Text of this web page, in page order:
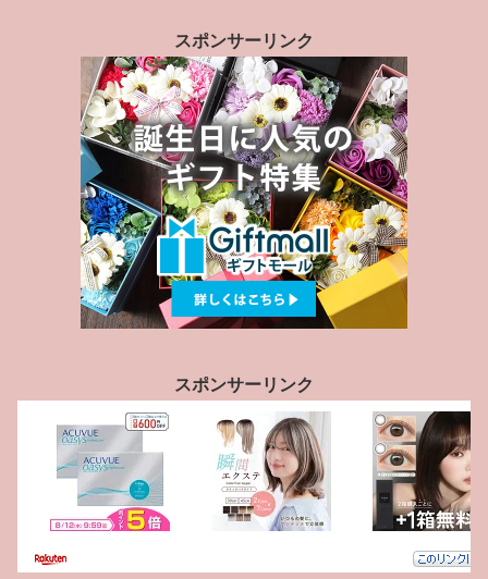
スポンサーリンク
スポンサーリンク